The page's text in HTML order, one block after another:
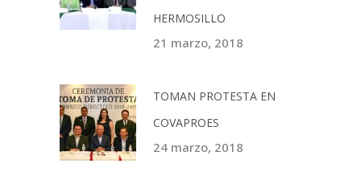
HERMOSILLO
21 marzo, 2018
TOMAN PROTESTA EN
COVAPROES
24 marzo, 2018